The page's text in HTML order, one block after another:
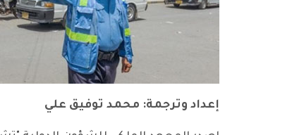
إعداد وترجمة: محمد توفيق علي